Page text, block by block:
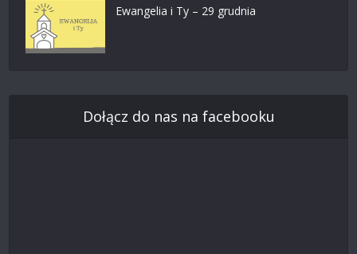
Ewangelia i Ty – 29 grudnia
Dołącz do nas na facebooku